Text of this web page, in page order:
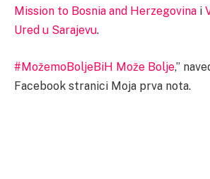
Mission to Bosnia and Herzegovina i
Ured u Sarajevu.
#MožemoBoljeBiH Može Bolje,”
Facebook stranici Moja prva nota.